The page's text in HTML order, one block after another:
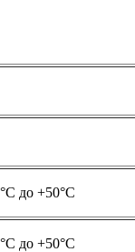
до +50°С
до +50°С